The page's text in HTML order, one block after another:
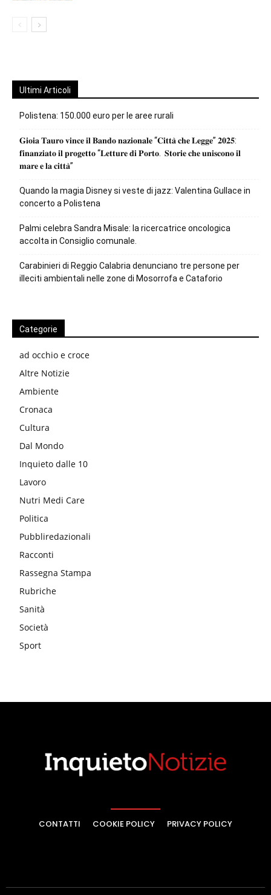
Ultimi Articoli
Polistena: 150.000 euro per le aree rurali
𝐆𝐢𝐨𝐢𝐚 𝐓𝐚𝐮𝐫𝐨 𝐯𝐢𝐧𝐜𝐞 𝐢𝐥 𝐁𝐚𝐧𝐝𝐨 𝐧𝐚𝐳𝐢𝐨𝐧𝐚𝐥𝐞 “𝐂𝐢𝐭𝐭𝐚̀ 𝐜𝐡𝐞 𝐋𝐞𝐠𝐠𝐞” 𝟐𝟎𝟐𝟓:
𝐟𝐢𝐧𝐚𝐧𝐳𝐢𝐚𝐭𝐨 𝐢𝐥 𝐩𝐫𝐨𝐠𝐞𝐭𝐭𝐨 “𝐋𝐞𝐭𝐭𝐮𝐫𝐞 𝐝𝐢 𝐏𝐨𝐫𝐭𝐨. 𝐒𝐭𝐨𝐫𝐢𝐞 𝐜𝐡𝐞 𝐮𝐧𝐢𝐬𝐜𝐨𝐧𝐨 𝐢𝐥
𝐦𝐚𝐫𝐞 𝐞 𝐥𝐚 𝐜𝐢𝐭𝐭𝐚̀”
Quando la magia Disney si veste di jazz: Valentina Gullace in
concerto a Polistena
Palmi celebra Sandra Misale: la ricercatrice oncologica
accolta in Consiglio comunale.
Carabinieri di Reggio Calabria denunciano tre persone per
illeciti ambientali nelle zone di Mosorrofa e Cataforio
Categorie
ad occhio e croce
Altre Notizie
Ambiente
Cronaca
Cultura
Dal Mondo
Inquieto dalle 10
Lavoro
Nutri Medi Care
Politica
Pubbliredazionali
Racconti
Rassegna Stampa
Rubriche
Sanità
Società
Sport
CONTATTI COOKIE POLICY PRIVACY POLICY